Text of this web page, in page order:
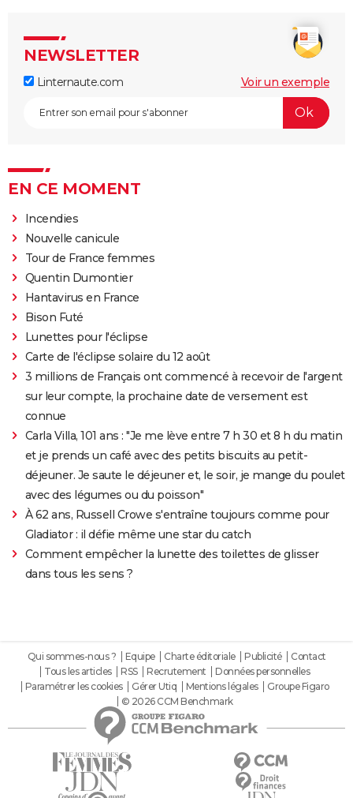
NEWSLETTER
Linternaute.com Voir un exemple
EN CE MOMENT
Incendies
Nouvelle canicule
Tour de France femmes
Quentin Dumontier
Hantavirus en France
Bison Futé
Lunettes pour l'éclipse
Carte de l'éclipse solaire du 12 août
3 millions de Français ont commencé à recevoir de l'argent
sur leur compte, la prochaine date de versement est
connue
Carla Villa, 101 ans : "Je me lève entre 7 h 30 et 8 h du matin
et je prends un café avec des petits biscuits au petit-
déjeuner. Je saute le déjeuner et, le soir, je mange du poulet
avec des légumes ou du poisson"
À 62 ans, Russell Crowe s'entraîne toujours comme pour
Gladiator : il défie même une star du catch
Comment empêcher la lunette des toilettes de glisser
dans tous les sens ?
Qui sommes-nous ? Equipe Charte éditoriale Publicité
Contact
Tous les articles
RSS Recrutement
Données personnelles
Paramétrer les cookies
Gérer Utiq Mentions légales
Groupe Figaro
© 2026 CCM Benchmark